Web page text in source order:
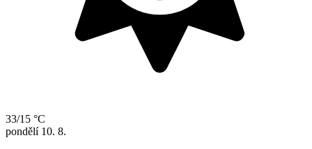
33/15 °C
pondělí 10. 8.